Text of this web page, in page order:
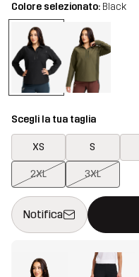
Colore selezionato: Black
Scegli la tua taglia
XS S
2XL 3XL
Notifica
Questo tasto aprirà una
{{size}} non disponibile